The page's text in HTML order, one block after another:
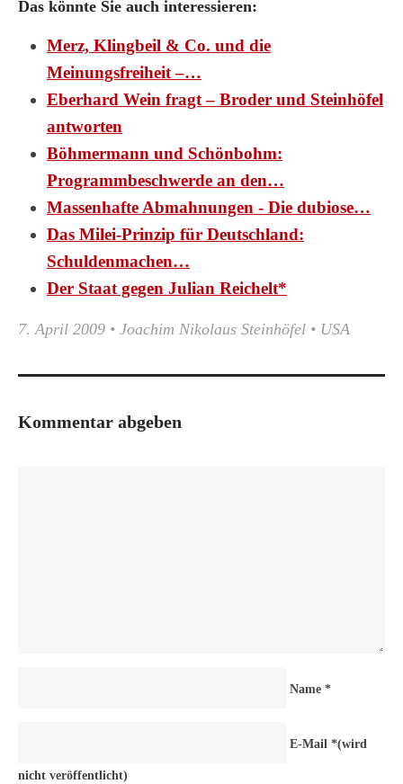
Das könnte Sie auch interessieren:
Merz, Klingbeil & Co. und die
Meinungsfreiheit –…
Eberhard Wein fragt – Broder und Steinhöfel
antworten
Böhmermann und Schönbohm:
Programmbeschwerde an den…
Massenhafte Abmahnungen - Die dubiose…
Das Milei-Prinzip für Deutschland:
Schuldenmachen…
Der Staat gegen Julian Reichelt*
7. April 2009 • Joachim Nikolaus Steinhöfel • USA
Kommentar abgeben
Name *
E-Mail *(wird
nicht veröffentlicht)